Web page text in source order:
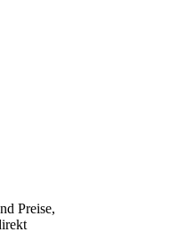
Preise,